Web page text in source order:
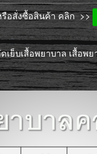
รือสั่งซื้อสินค้า คลิก >>
ดเย็บเสื้อพยาบาล เสื้